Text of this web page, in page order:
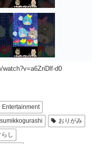
watch?v=a6ZriDlf-d0
Entertainment
sumikkogurashi
おりがみ
し